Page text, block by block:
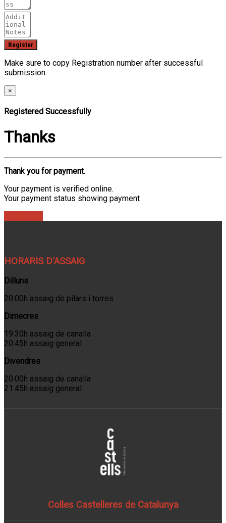
Make sure to copy Registration number after successful
submission.
×
Registered Successfully
Thanks
Thank you for payment.
Your payment is verified online.
Your payment status showing payment
HORARIS D'ASSAIG
Dilluns
20:00h assaig de pilars i torres
Dimecres
19:30h assaig de canalla
20:45h assaig general
Divendres
20.00h assaig de canalla
21:45h assaig general
Colles Castelleres de Catalunya